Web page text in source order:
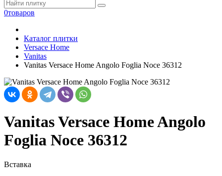
0товаров
Каталог плитки
Versace Home
Vanitas
Vanitas Versace Home Angolo Foglia Noce 36312
Vanitas Versace Home Angolo
Foglia Noce 36312
Вставка